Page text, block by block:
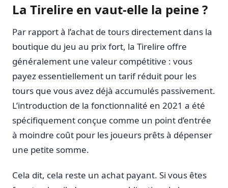
La Tirelire en vaut-elle la peine ?
Par rapport à l’achat de tours directement dans la
boutique du jeu au prix fort, la Tirelire offre
généralement une valeur compétitive : vous
payez essentiellement un tarif réduit pour les
tours que vous avez déjà accumulés passivement.
L’introduction de la fonctionnalité en 2021 a été
spécifiquement conçue comme un point d’entrée
à moindre coût pour les joueurs prêts à dépenser
une petite somme.
Cela dit, cela reste un achat payant. Si vous êtes